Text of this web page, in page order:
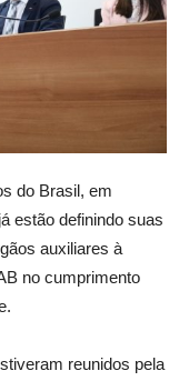
do Brasil, em
estão definindo suas
auxiliares à
no cumprimento
reunidos pela